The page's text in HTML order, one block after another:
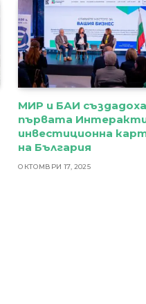
МИР и БАИ създадоха
първата
инвестиционна
на България
ОКТОМВРИ 17, 2025